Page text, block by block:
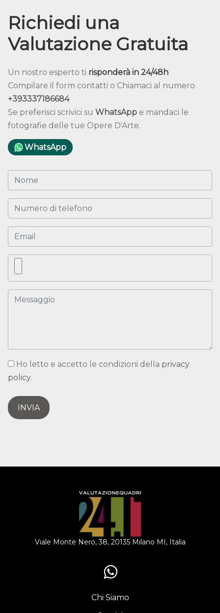
Richiedi una
Valutazione Gratuita
Un nostro esperto ti risponderà in 24/48h
Compilare il form contatti o Chiamaci al numero
+393337186684
Se preferisci scrivici su WhatsApp e mandaci le
fotografie delle tue Opere D'Arte.
WhatsApp
Ho letto e accetto le condizioni della privacy
policy.
INVIA
Viale Monte Nero, 38, 20135 Milano MI, Italia
Chi Siamo